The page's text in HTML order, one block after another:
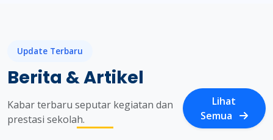
Update Terbaru
Berita & Artikel
Kabar terbaru seputar kegiatan dan
prestasi sekolah.
Lihat
Semua